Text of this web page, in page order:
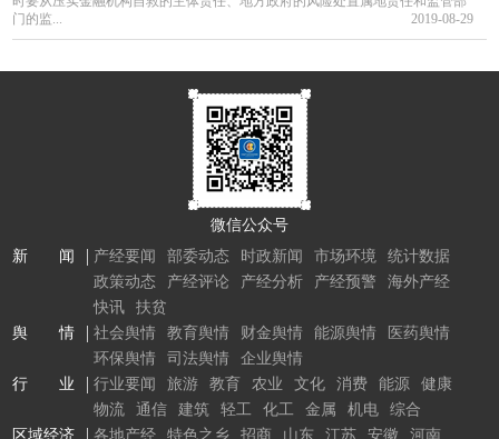
门的监...
2019-08-29
微信公众号
新 闻
产经要闻 部委动态 时政新闻 市场环境
统计数据
政策动态
产经评论 产经分析 产经预警
海外产经
快讯
扶贫
舆 情
社会舆情 教育舆情 财金舆情 能源舆情
医药舆情
环保舆情
司法舆情
企业舆情
行 业
行业要闻 旅游 教育 农业 文化 消费 能源
健康
物流
通信 建筑 轻工 化工 金属 机电
综合
区域经济
各地产经 特色之乡 招商 山东 江苏 安徽
河南